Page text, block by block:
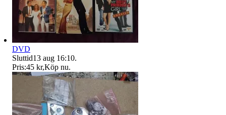
DVD
Sluttid13 aug 16:10.
Pris:45 kr,Köp nu.